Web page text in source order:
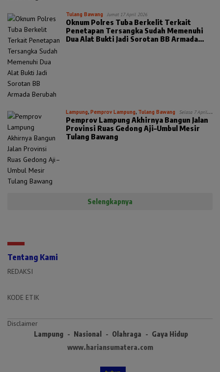
Tulang Bawang Jumat 17 April 2026
Oknum Polres Tuba Berkelit Terkait
Penetapan Tersangka Sudah Memenuhi
Dua Alat Bukti Jadi Sorotan BB Armada
Lampung, Pemprov Lampung, Tulang Bawang
Selasa 7 April
2026
Pemprov Lampung Akhirnya Bangun Jalan
Provinsi Ruas Gedong Aji–Umbul Mesir
Tulang Bawang
Selengkapnya
Tentang Kami
REDAKSI
KODE ETIK
Disclaimer
Lampung Nasional Olahraga
Gaya Hidup
www.hariansumatera.com